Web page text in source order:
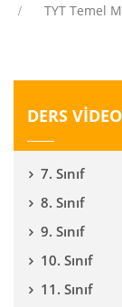
TYT Temel
DERS
7. Sınıf
8. Sınıf
9. Sınıf
10. Sınıf
11. Sınıf